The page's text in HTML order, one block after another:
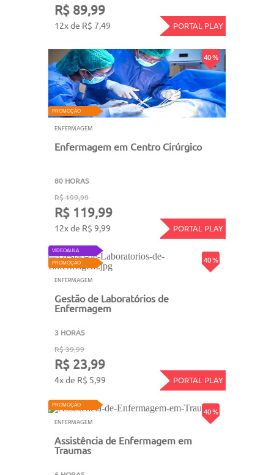
R$ 89,99
12x de R$ 7,49 PORTAL PLAY
40 %
PROMOÇÃO
ENFERMAGEM
Enfermagem em Centro Cirúrgico
80 HORAS
R$ 199,99
R$ 119,99
12x de R$ 9,99 PORTAL PLAY
40 %
VIDEOAULA
PROMOÇÃO
ENFERMAGEM
Gestão de Laboratórios de
Enfermagem
3 HORAS
R$ 39,99
R$ 23,99
4x de R$ 5,99 PORTAL PLAY
40 %
PROMOÇÃO
ENFERMAGEM
Assistência de Enfermagem em
Traumas